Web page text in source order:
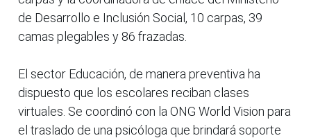
de Desarrollo e Inclusión Social, 10 carpas, 39
camas plegables y 86 frazadas.
El sector Educación, de manera preventiva ha
dispuesto que los escolares reciban clases
virtuales. Se coordinó con la ONG World Vision para
el traslado de una psicóloga que brindará soporte